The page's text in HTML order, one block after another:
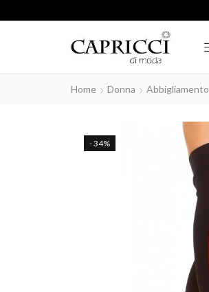
Home Donna Abbigliamento
- 34%